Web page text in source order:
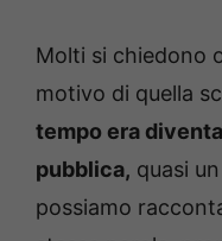
Molti si chiedono
motivo di quella
tempo era
pubblica, quasi
possiamo